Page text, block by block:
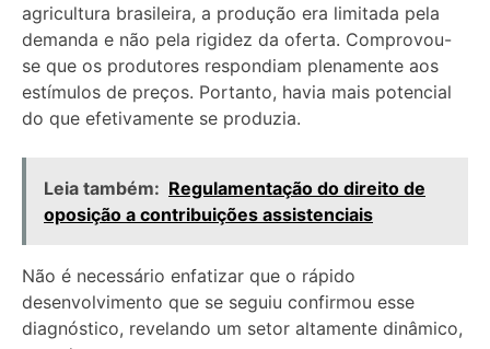
agricultura brasileira, a produção era limitada pela
demanda e não pela rigidez da oferta. Comprovou-
se que os produtores respondiam plenamente aos
estímulos de preços. Portanto, havia mais potencial
do que efetivamente se produzia.
Leia também: Regulamentação do direito de
oposição a contribuições assistenciais
Não é necessário enfatizar que o rápido
desenvolvimento que se seguiu confirmou esse
diagnóstico, revelando um setor altamente dinâmico,